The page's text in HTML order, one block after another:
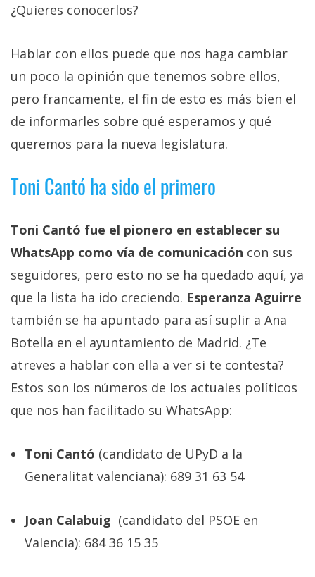
Sorteos
Foros
Contacto
/
Sobre
nosotros
Publicidad
/
opciones
de
privacidad
/
Aviso
Legal
El medio de
comunicación
digital donde
todas las
móviles,
apps,
comparativas,
trucos y
tutoriales.
¿Quieres conocerlos?
Hablar con ellos puede que nos haga cambiar
un poco la opinión que tenemos sobre ellos,
pero francamente, el fin de esto es más bien el
de informarles sobre qué esperamos y qué
queremos para la nueva legislatura.
Toni Cantó ha sido el primero
Toni Cantó fue el pionero en establecer su
WhatsApp como vía de comunicación con sus
seguidores, pero esto no se ha quedado aquí, ya
que la lista ha ido creciendo. Esperanza Aguirre
también se ha apuntado para así suplir a Ana
Botella en el ayuntamiento de Madrid. ¿Te
atreves a hablar con ella a ver si te contesta?
Estos son los números de los actuales políticos
que nos han facilitado su WhatsApp:
Toni Cantó (candidato de UPyD a la
Generalitat valenciana): 689 31 63 54
Joan Calabuig (candidato del PSOE en
Valencia): 684 36 15 35